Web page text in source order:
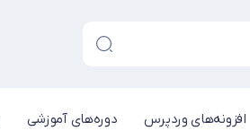
افزونه‌های وردپرس دوره‌های آموزشی